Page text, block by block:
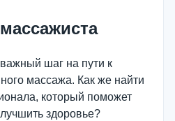
шаг на пути к
массажа. Как же найти
который поможет
здоровье?